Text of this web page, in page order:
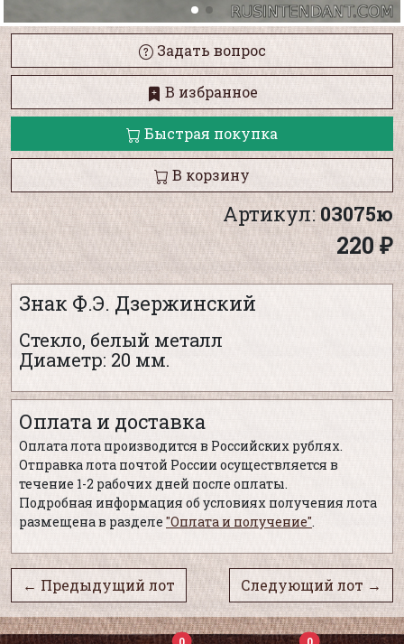
Задать вопрос
В избранное
Быстрая покупка
В корзину
Артикул:03075ю
220 ₽
Знак Ф.Э. Дзержинский
Стекло, белый металл
Диаметр: 20 мм.
Оплата и доставка
Оплата лота производится в Российских рублях.
Отправка лота почтой России осуществляется в
течение 1-2 рабочих дней после оплаты.
Подробная информация об условиях получения лота
размещена в разделе "Оплата и получение".
← Предыдущий лот Следующий лот →